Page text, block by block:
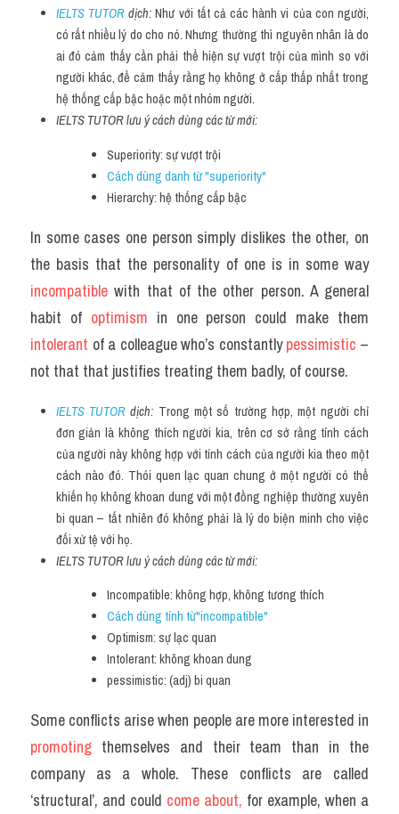
IELTS TUTOR dịch: Như với tất cả các hành vi của con người,
có rất nhiều lý do cho nó. Nhưng thường thì nguyên nhân là do
ai đó cảm thấy cần phải thể hiện sự vượt trội của mình so với
người khác, để cảm thấy rằng họ không ở cấp thấp nhất trong
hệ thống cấp bậc hoặc một nhóm người.
IELTS TUTOR lưu ý cách dùng các từ mới:
Superiority: sự vượt trội
Cách dùng danh từ "superiority"
Hierarchy: hệ thống cấp bậc
In some cases one person simply dislikes the other, on
the basis that the personality of one is in some way
incompatible with that of the other person. A general
habit of optimism
intolerant of a colleague who’s constantly pessimistic –
not that that justifies treating them badly, of course.
IELTS TUTOR dịch: Trong một số trường hợp, một người chỉ
đơn giản là không thích người kia, trên cơ sở rằng tính cách
của người này không hợp với tính cách của người kia theo một
cách nào đó. Thói quen lạc quan chung ở một người có thể
khiến họ không khoan dung với một đồng nghiệp thường xuyên
bi quan – tất nhiên đó không phải là lý do biện minh cho việc
đối xử tệ với họ.
IELTS TUTOR lưu ý cách dùng các từ mới:
Incompatible: không hợp, không tương thích
Cách dùng tính từ"incompatible"
Optimism: sự lạc quan
Intolerant: không khoan dung
pessimistic: (adj) bi quan
promoting themselves and their team than in the
company as a whole. These conflicts are called
‘structural’, and could come about, for example, when a